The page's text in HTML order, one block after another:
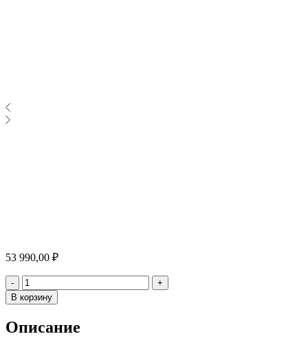
53 990,00 ₽
- Количество
+
В корзину
Описание